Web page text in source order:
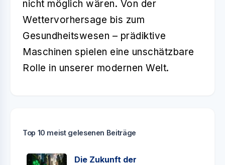
nicht möglich wären. Von der
Wettervorhersage bis zum
Gesundheitswesen – prädiktive
Maschinen spielen eine unschätzbare
Rolle in unserer modernen Welt.
Top 10 meist gelesenen Beiträge
Die Zukunft der